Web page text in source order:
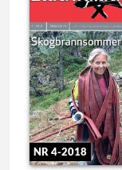
NR 4-2018